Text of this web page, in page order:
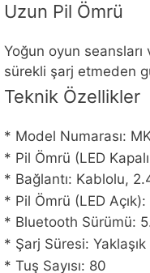
Uzun Pil Ömrü
Yoğun oyun
sürekli şarj etmeden
Teknik Özellikler
* Model Numarası:
* Pil Ömrü (LED
* Bağlantı: Kablolu,
* Pil Ömrü (LED
* Bluetooth Sürümü:
* Şarj Süresi:
* Tuş Sayısı: 80